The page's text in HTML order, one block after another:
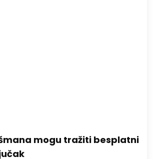
mogu tražiti besplatni